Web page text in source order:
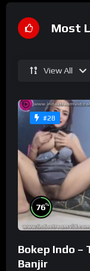
Most
View All
#28
76%
Bokep Indo –
Banjir